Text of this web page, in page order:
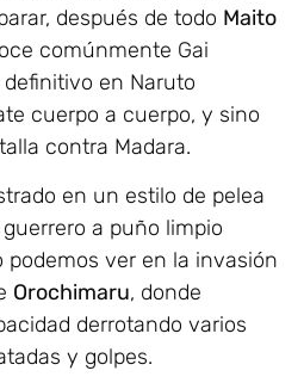
después de todo Maito
comúnmente Gai
en Naruto
cuerpo a cuerpo, y sino
contra Madara.
en un estilo de pelea
a puño limpio
podemos ver en la invasión
Orochimaru, donde
derrotando varios
y golpes.